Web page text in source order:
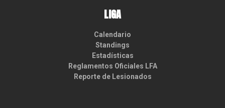
LIGA
Calendario
Standings
Estadísticas
Reglamentos Oficiales LFA
Reporte de Lesionados